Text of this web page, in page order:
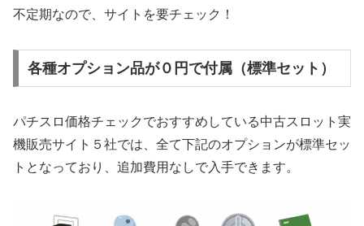
不定期なので、サイトを要チェック！
各種オプション品が０円で付属（標準セット）
パチスロ価格チェックでおすすめしている中古スロット実
機販売サイト５社では、全て下記のオプションが標準セッ
トとなっており、追加費用なしで入手できます。